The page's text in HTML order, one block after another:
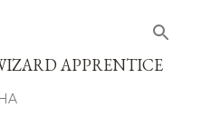
APPRENTICE